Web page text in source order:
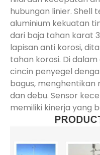
hubungan linier. Shell
aluminium kekuatan
dari baja tahan karat
lapisan anti korosi,
tahan korosi. Di
cincin penyegel
bagus, menghentikan
dan debu. Sensor
memiliki kinerja yang